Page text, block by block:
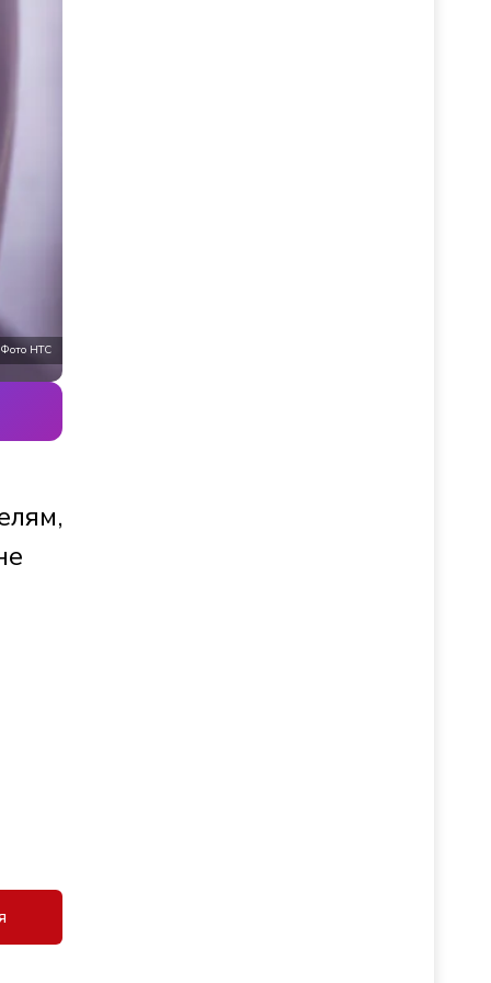
Фото НТС